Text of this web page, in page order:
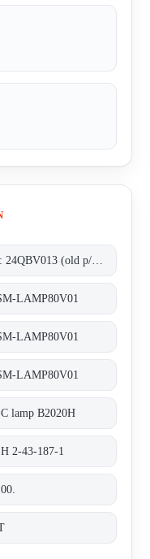
LAMP80V01
LAMP80V01
LAMP80V01
lamp B2020H
2-43-187-1